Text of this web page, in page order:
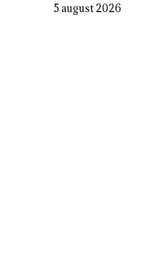
5 august 2026